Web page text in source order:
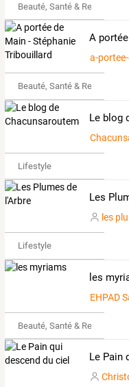
Beauté, Santé & Remise en
a-
Beauté, Santé & Remise en
Lifestyle
Les
les
Lifestyle
les
EHPAD
Beauté, Santé & Remise en